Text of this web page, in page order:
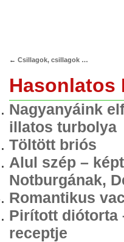
← Csillagok, csillagok …
Hasonlatos
Nagyanyáink
illatos turbolya
Töltött briós
Alul szép –
Notburgának,
Romantikus
Pirított diótorta
receptje